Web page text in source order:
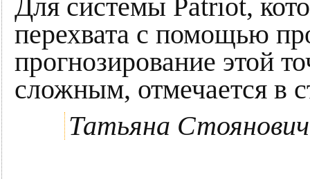
Для системы Patriot,
перехвата с помощью
прогнозирование этой
сложным, отмечается в
Татьяна Стоянович